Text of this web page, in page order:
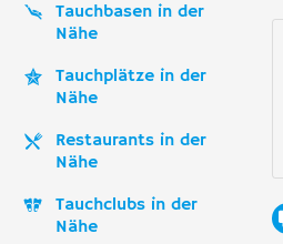
Tauchbasen in der
Nähe
Tauchplätze in der
Nähe
Restaurants in der
Nähe
Tauchclubs in der
Nähe